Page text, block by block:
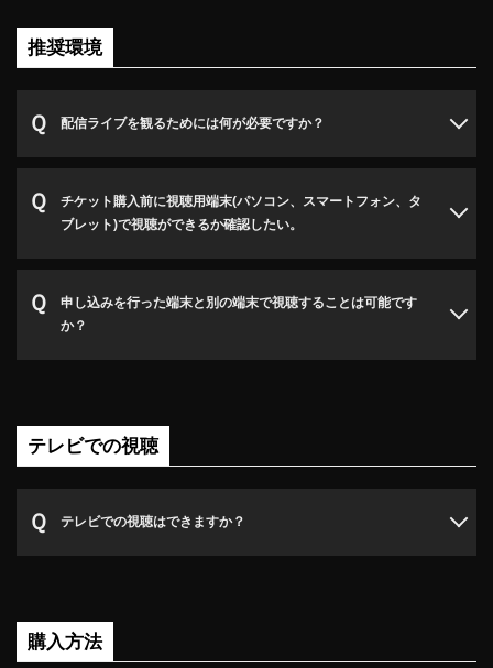
推奨環境
配信ライブを観るためには何が必要ですか？
チケット購入前に視聴用端末(パソコン、スマートフォン、タ
ブレット)で視聴ができるか確認したい。
申し込みを行った端末と別の端末で視聴することは可能です
か？
テレビでの視聴
テレビでの視聴はできますか？
購入方法